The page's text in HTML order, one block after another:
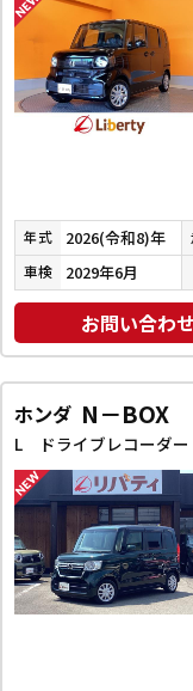
年式 2026(令和8)年
車検 2029年6月
お問い合わせ
ホンダ N－BOX